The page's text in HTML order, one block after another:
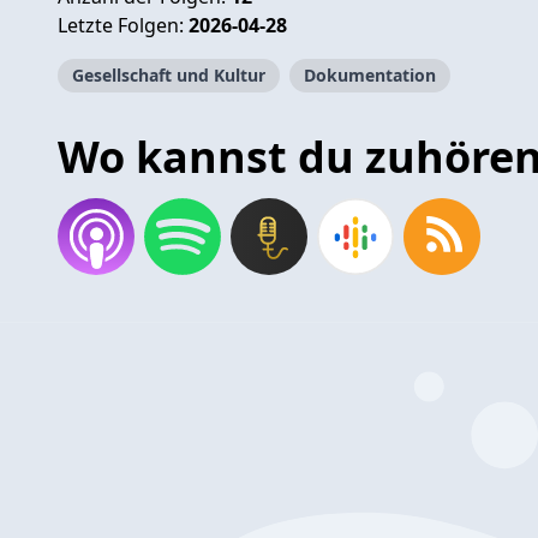
Letzte Folgen: 2026-04-28
Gesellschaft und Kultur Dokumentation
Wo kannst du